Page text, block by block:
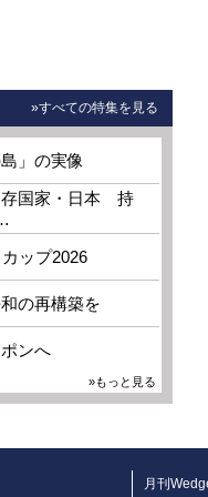
»すべての特集を見る
」の実像
存国家・日本 持
ップ2026
の再構築を
ンへ
»もっと見る
月刊